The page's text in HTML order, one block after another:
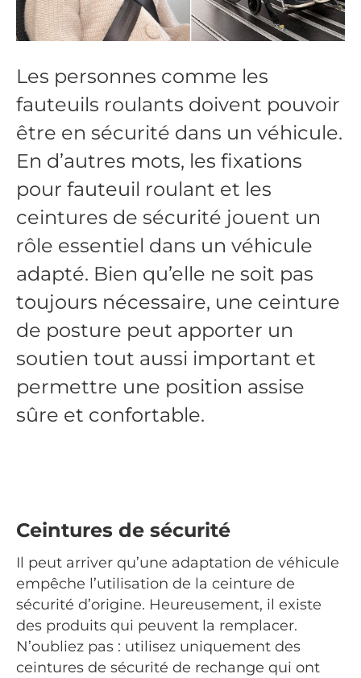
Les personnes comme les
fauteuils roulants doivent pouvoir
être en sécurité dans un véhicule.
En d’autres mots, les fixations
pour fauteuil roulant et les
ceintures de sécurité jouent un
rôle essentiel dans un véhicule
adapté. Bien qu’elle ne soit pas
toujours nécessaire, une ceinture
de posture peut apporter un
soutien tout aussi important et
permettre une position assise
sûre et confortable.
Ceintures de sécurité
Il peut arriver qu’une adaptation de véhicule
empêche l’utilisation de la ceinture de
sécurité d’origine. Heureusement, il existe
des produits qui peuvent la remplacer.
N’oubliez pas : utilisez uniquement des
ceintures de sécurité de rechange qui ont